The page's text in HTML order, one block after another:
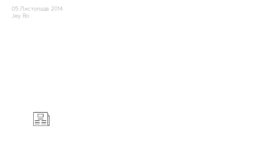
05 Листопада 2014
Jey Ro